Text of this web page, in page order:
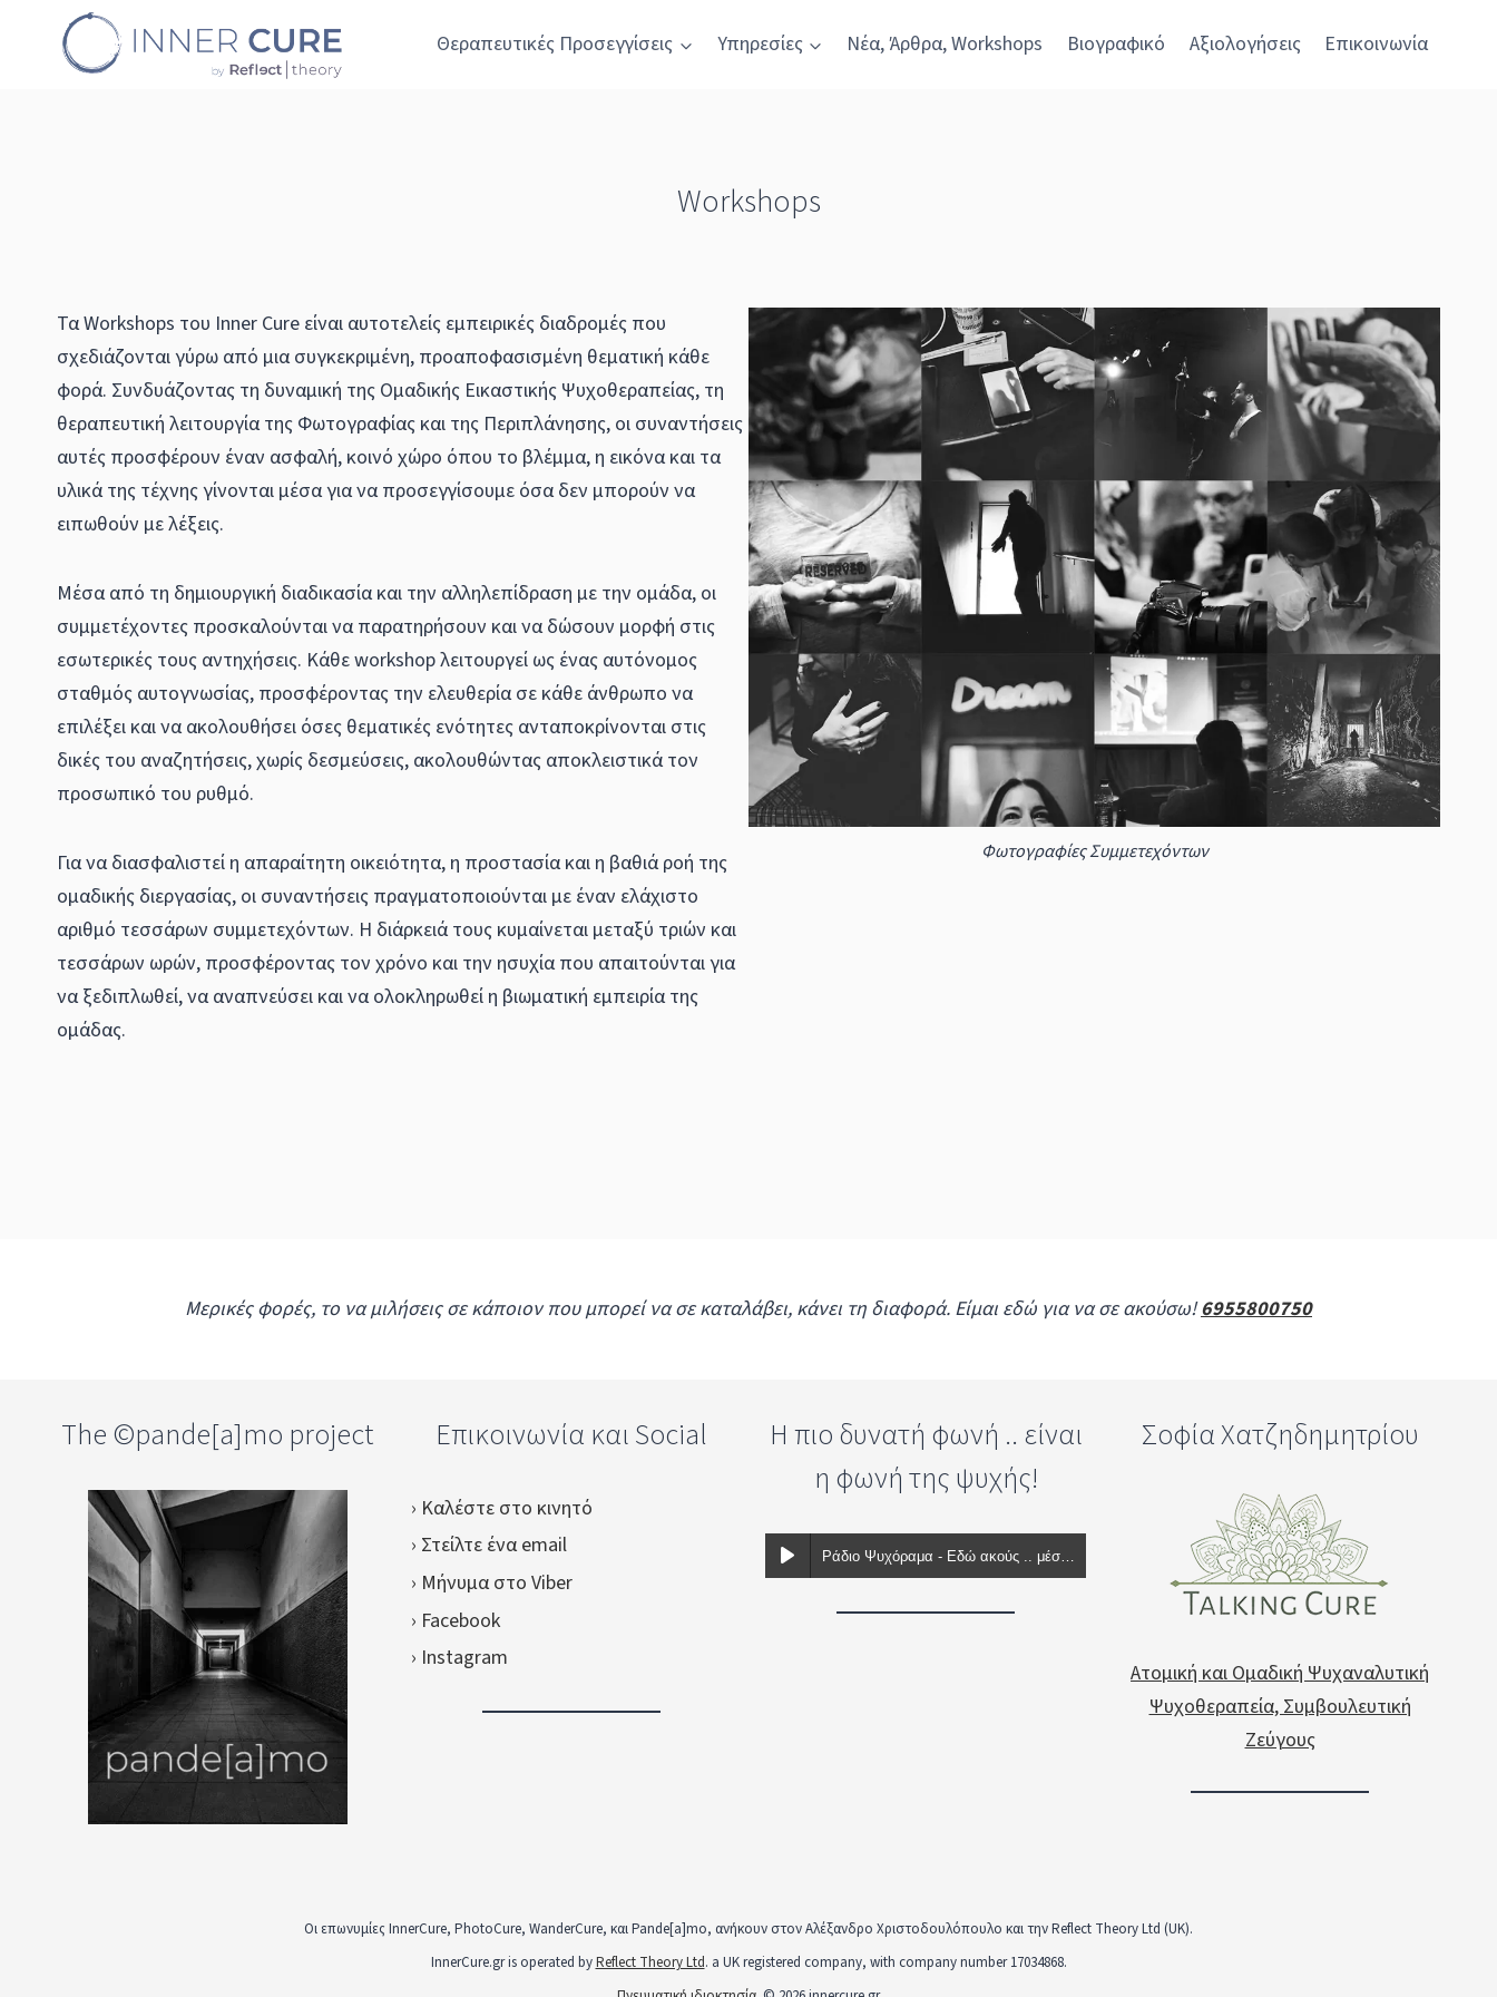
Θεραπευτικές Προσεγγίσεις Υπηρεσίες Νέα, Άρθρα, Workshops Βιογραφικό Αξιολογήσεις Επικοινωνία
Workshops
Τα Workshops του Inner Cure είναι αυτοτελείς εμπειρικές διαδρομές που
σχεδιάζονται γύρω από μια συγκεκριμένη, προαποφασισμένη θεματική κάθε
φορά. Συνδυάζοντας τη δυναμική της Ομαδικής Εικαστικής Ψυχοθεραπείας, τη
θεραπευτική λειτουργία της Φωτογραφίας και της Περιπλάνησης, οι συναντήσεις
αυτές προσφέρουν έναν ασφαλή, κοινό χώρο όπου το βλέμμα, η εικόνα και τα
υλικά της τέχνης γίνονται μέσα για να προσεγγίσουμε όσα δεν μπορούν να
ειπωθούν με λέξεις.
Μέσα από τη δημιουργική διαδικασία και την αλληλεπίδραση με την ομάδα, οι
συμμετέχοντες προσκαλούνται να παρατηρήσουν και να δώσουν μορφή στις
εσωτερικές τους αντηχήσεις. Κάθε workshop λειτουργεί ως ένας αυτόνομος
σταθμός αυτογνωσίας, προσφέροντας την ελευθερία σε κάθε άνθρωπο να
επιλέξει και να ακολουθήσει όσες θεματικές ενότητες ανταποκρίνονται στις
δικές του αναζητήσεις, χωρίς δεσμεύσεις, ακολουθώντας αποκλειστικά τον
προσωπικό του ρυθμό.
Για να διασφαλιστεί η απαραίτητη οικειότητα, η προστασία και η βαθιά ροή της
ομαδικής διεργασίας, οι συναντήσεις πραγματοποιούνται με έναν ελάχιστο
αριθμό τεσσάρων συμμετεχόντων. Η διάρκειά τους κυμαίνεται μεταξύ τριών και
τεσσάρων ωρών, προσφέροντας τον χρόνο και την ησυχία που απαιτούνται για
να ξεδιπλωθεί, να αναπνεύσει και να ολοκληρωθεί η βιωματική εμπειρία της
ομάδας.
Φωτογραφίες Συμμετεχόντων
Μερικές φορές, το να μιλήσεις σε κάποιον που μπορεί να σε καταλάβει, κάνει τη διαφορά. Είμαι εδώ για να σε ακούσω!6955800750
The ©pande[a]mo project Επικοινωνία και Social
› Καλέστε στο κινητό
› Στείλτε ένα email
› Μήνυμα στο Viber
› Facebook
› Instagram
Η πιο δυνατή φωνή .. είναι
η φωνή της ψυχής!
Σοφία Χατζηδημητρίου
Ατομική και Ομαδική Ψυχαναλυτική
Ψυχοθεραπεία, Συμβουλευτική
Ζεύγους
Οι επωνυμίες InnerCure, PhotoCure, WanderCure, και Pande[a]mo, ανήκουν στον Αλέξανδρο Χριστοδουλόπουλο και την Reflect Theory Ltd (UK).
InnerCure.gr is operated byReflect Theory Ltd. a UK registered company, with company number 17034868.